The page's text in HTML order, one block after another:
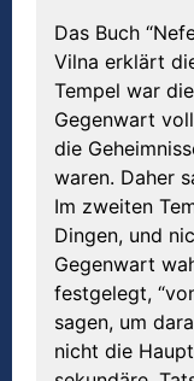
Das Buch
Vilna erklärt
Tempel war
Gegenwart
die
waren. Daher
Im zweiten
Dingen, und
Gegenwart
festgelegt,
sagen, um
nicht die